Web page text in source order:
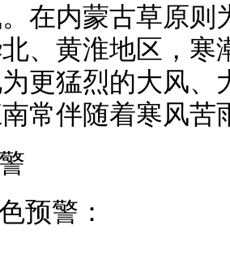
在内蒙古草原则
、黄淮地区，寒
更猛烈的大风、
常伴随着寒风苦
预警：